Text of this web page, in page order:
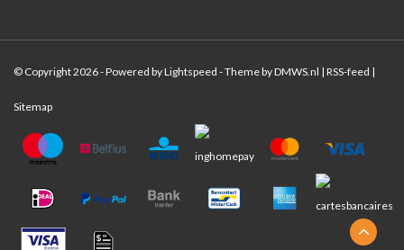
© Copyright 2026 - Powered byLightspeed - Theme byDMWS.nl | RSS-feed |
Sitemap